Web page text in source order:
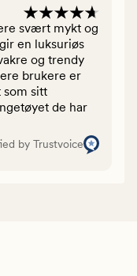
svært mykt og
en luksuriøs
og trendy
brukere er
sitt
de har
by Trustvoice